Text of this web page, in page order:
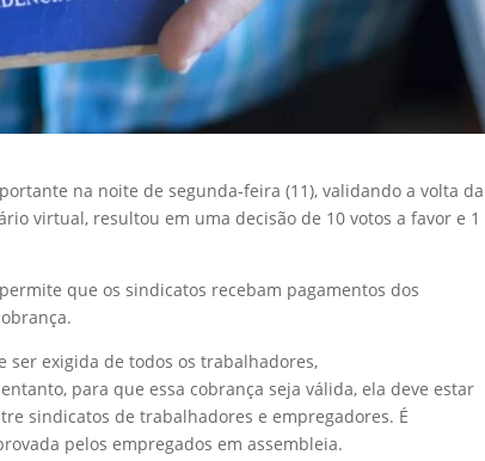
na noite de segunda-feira (11), validando a volta da
virtual, resultou em uma decisão de 10 votos a favor e 1
que os sindicatos recebam pagamentos dos
ser exigida de todos os trabalhadores,
para que essa cobrança seja válida, ela deve estar
sindicatos de trabalhadores e empregadores. É
pelos empregados em assembleia.